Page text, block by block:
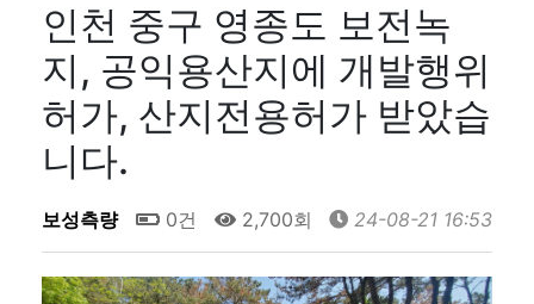
인천 중구 영종도 보전녹
지, 공익용산지에 개발행위
허가, 산지전용허가 받았습
니다.
보성측량 0건 2,700회 24-08-21 16:53